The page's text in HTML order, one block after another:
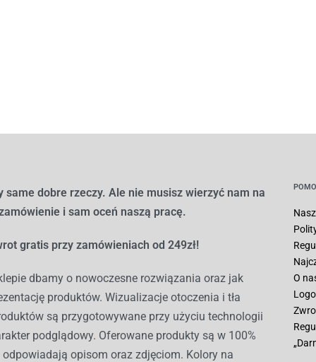
same dobre rzeczy. Ale nie musisz wierzyć nam na
i sam oceń naszą pracę.
gratis przy zamówieniach od 249zł!
dbamy o nowoczesne rozwiązania oraz jak
produktów. Wizualizacje otoczenia i tła
są przygotowywane przy użyciu technologii
podglądowy. Oferowane produkty są w 100%
odpowiadają opisom oraz zdjęciom. Kolory na
O